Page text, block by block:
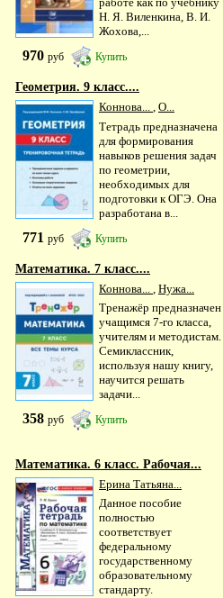
Н. Я. Виленкина, В. И.
Жохова,...
970 руб Купить
Геометрия. 9 класс....
Коннова... , О...
Тетрадь предназначена
для формирования
навыков решения задач
по геометрии,
необходимых для
подготовки к ОГЭ. Она
разработана в...
771 руб Купить
Математика. 7 класс....
Коннова...
Нужа...
Тренажёр предназначен
учащимся 7-го класса,
учителям и методистам.
Семиклассник,
используя нашу книгу,
научится решать
задачи...
358 руб Купить
Математика. 6 класс. Рабочая...
Ерина Татьяна...
Данное пособие
полностью
соответствует
федеральному
государственному
образовательному
стандарту.